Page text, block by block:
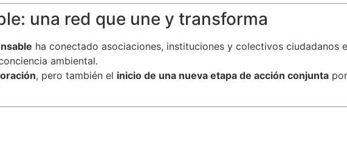
una red que une y transforma
ha conectado asociaciones, instituciones y colectivos ciudadanos
ambiental.
, pero también el inicio de una nueva etapa de acción conjunta